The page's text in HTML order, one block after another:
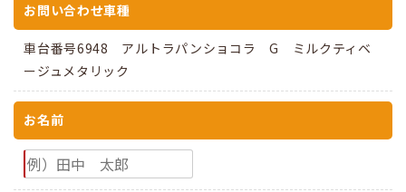
お問い合わせ車種
車台番号6948 アルトラパンショコラ G ミルクティベ
ージュメタリック
お名前